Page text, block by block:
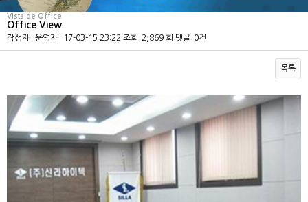
Vista de Office
Office View
작성자 운영자 17-03-15 23:22 조회 2,869 회 댓글 0건
목록